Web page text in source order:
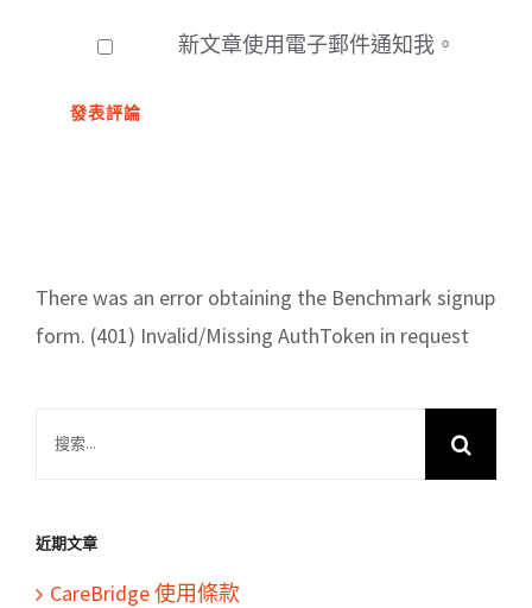
新文章使用電子郵件通知我。
There was an error obtaining the Benchmark signup
form. (401) Invalid/Missing AuthToken in request
果：
近期文章
CareBridge 使用條款